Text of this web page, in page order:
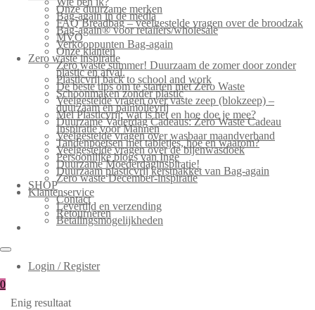
Onze duurzame merken
Bag-again in de media
FAQ Breadbag – veelgestelde vragen over de broodzak
Bag-again® voor retailers/wholesale
MVO
Verkooppunten Bag-again
Onze klanten
Zero waste inspiratie
Zero waste summer! Duurzaam de zomer door zonder
plastic en afval.
Plasticvrij back to school and work
De beste tips om te starten met Zero Waste
Schoonmaken zonder plastic
Veelgestelde vragen over vaste zeep (blokzeep) –
duurzaam en palmolievrij
Mei Plasticvrij: wat is het en hoe doe je mee?
Duurzame Vaderdag Cadeaus: Zero Waste Cadeau
Inspiratie voor Mannen
Veelgestelde vragen over wasbaar maandverband
Tandenpoetsen met tabletjes, hoe en waarom?
Veelgestelde vragen over de bijenwasdoek
Persoonlijke blogs van Inge
Duurzame Moederdaginspiratie!
Duurzaam plasticvrij kerstpakket van Bag-again
Zero waste December-inspiratie
SHOP
Klantenservice
Contact
Levertijd en verzending
Retourneren
Betalingsmogelijkheden
Login / Register
0
Enig resultaat